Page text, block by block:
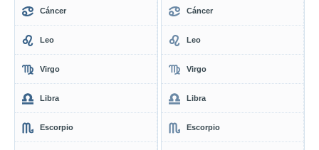
Cáncer
Leo
Virgo
Libra
Escorpio
Cáncer
Leo
Virgo
Libra
Escorpio